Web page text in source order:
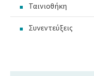
Ταινιοθήκη
Συνεντεύξεις